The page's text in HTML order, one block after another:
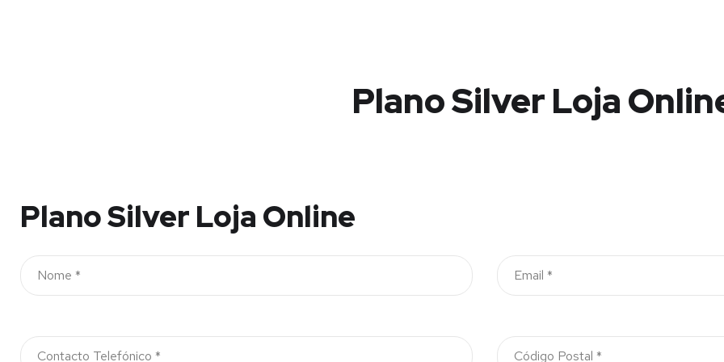
Plano Silver Loja
Plano Silver Loja Online